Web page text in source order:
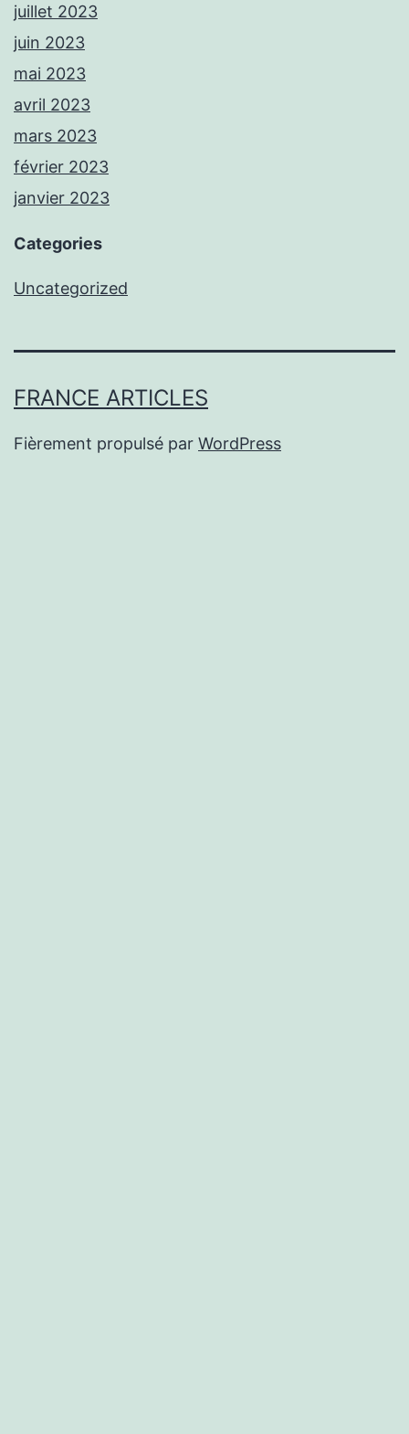
juillet 2023
juin 2023
mai 2023
avril 2023
mars 2023
février 2023
janvier 2023
Categories
Uncategorized
FRANCE ARTICLES
Fièrement propulsé par WordPress